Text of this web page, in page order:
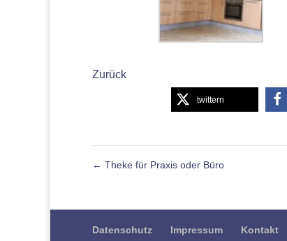
Zurück
twittern
← Theke für Praxis oder Büro
Datenschutz Impressum Kontakt